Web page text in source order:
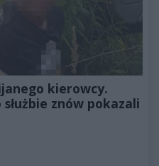
kierowcy.
znów pokazali